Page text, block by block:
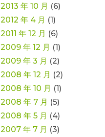
2013 年 10 月 (6)
2012 年 4 月 (1)
2011 年 12 月 (6)
2009 年 12 月 (1)
2009 年 3 月 (2)
2008 年 12 月 (2)
2008 年 10 月 (1)
2008 年 7 月 (5)
2008 年 5 月 (4)
2007 年 7 月 (3)